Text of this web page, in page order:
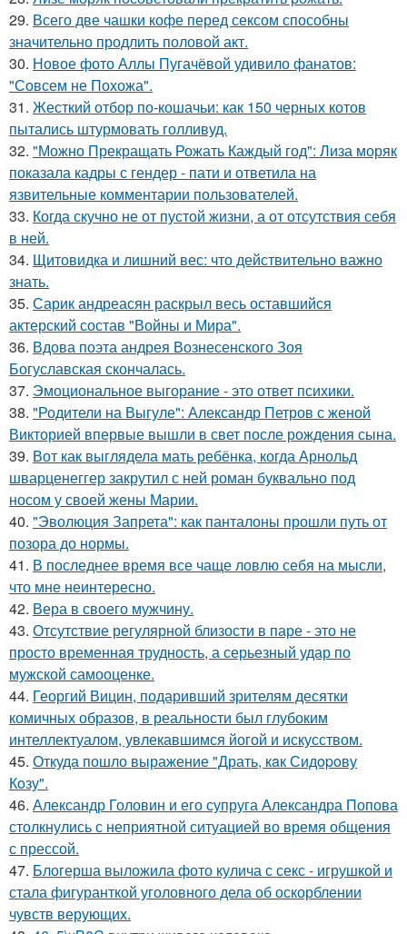
29. Всего две чашки кофе перед сексом способны
значительно продлить половой акт.
30. Новое фото Аллы Пугачёвой удивило фанатов:
"Совсем не Похожа".
31. Жесткий отбор по-кошачьи: как 150 черных котов
пытались штурмовать голливуд.
32. "Можно Прекращать Рожать Каждый год": Лиза моряк
показала кадры с гендер - пати и ответила на
язвительные комментарии пользователей.
33. Когда скучно не от пустой жизни, а от отсутствия себя
в ней.
34. Щитовидка и лишний вес: что действительно важно
знать.
35. Сарик андреасян раскрыл весь оставшийся
актерский состав "Войны и Мира".
36. Вдова поэта андрея Вознесенского Зоя
Богуславская скончалась.
37. Эмоциональное выгорание - это ответ психики.
38. "Родители на Выгуле": Александр Петров с женой
Викторией впервые вышли в свет после рождения сына.
39. Вот как выглядела мать ребёнка, когда Арнольд
шварценеггер закрутил с ней роман буквально под
носом у своей жены Марии.
40. "Эволюция Запрета": как панталоны прошли путь от
позора до нормы.
41. В последнее время все чаще ловлю себя на мысли,
что мне неинтересно.
42. Вера в своего мужчину.
43. Отсутствие регулярной близости в паре - это не
просто временная трудность, а серьезный удар по
мужской самооценке.
44. Георгий Вицин, подаривший зрителям десятки
комичных образов, в реальности был глубоким
интеллектуалом, увлекавшимся йогой и искусством.
45. Откуда пошло выражение "Драть, кaк Сидopoву
Кoзу".
46. Александр Головин и его супруга Александра Попова
столкнулись с неприятной ситуацией во время общения
с прессой.
47. Блогерша выложила фото кулича с секс - игрушкой и
стала фигуранткой уголовного дела об оскорблении
чувств верующих.